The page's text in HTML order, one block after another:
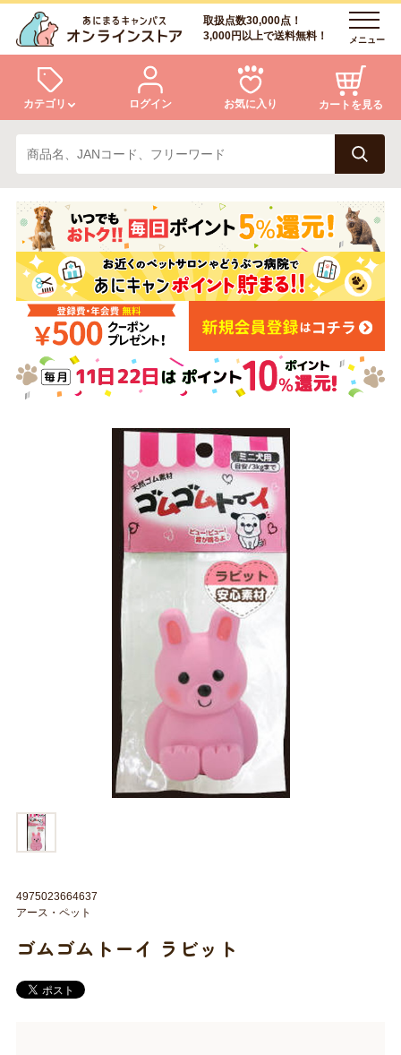
取扱点数30,000点！
3,000円以上で送料無料！
メニュー
カテゴリ
犬 猫
小動物・鳥 アクア・爬虫類・昆虫
ドッグフード キャットフード
美容・ケア用品 服・おさんぽ用品
日用品（デイリー） リビング雑貨
シニアサポート
ログイン お気に入り カートを見る
ログイン
会員登録
あにまるキャンパスについて
アフターサービス
商品リクエスト
ゴムゴムトーイ ラビット
4975023664637
アース・ペット